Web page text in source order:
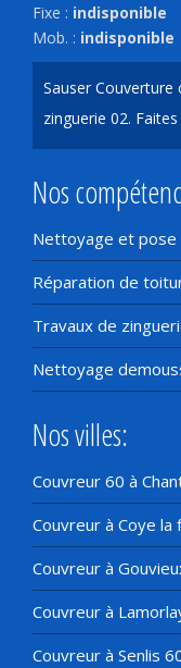
Fixe : indisponible
Mob. : indisponible
Sauser Couverture
zinguerie 02.
Nos
Nettoyage et
Réparation de
Travaux de
Nettoyage
Nos villes:
Couvreur 60 à
Couvreur à Coye
Couvreur à
Couvreur à
Couvreur à Senlis